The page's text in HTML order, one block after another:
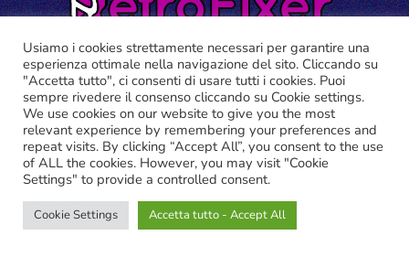
RETRO FIXER ©2021 Tutti i marchi riportati appartengono ai
legittimi proprietari.
Cookie Policy-Privacy Policy
Usiamo i cookies strettamente necessari per garantire una
esperienza ottimale nella navigazione del sito. Cliccando su
"Accetta tutto", ci consenti di usare tutti i cookies. Puoi
sempre rivedere il consenso cliccando su Cookie settings.
We use cookies on our website to give you the most
relevant experience by remembering your preferences and
repeat visits. By clicking “Accept All”, you consent to the use
of ALL the cookies. However, you may visit "Cookie
Settings" to provide a controlled consent.
Cookie Settings Accetta tutto - Accept All